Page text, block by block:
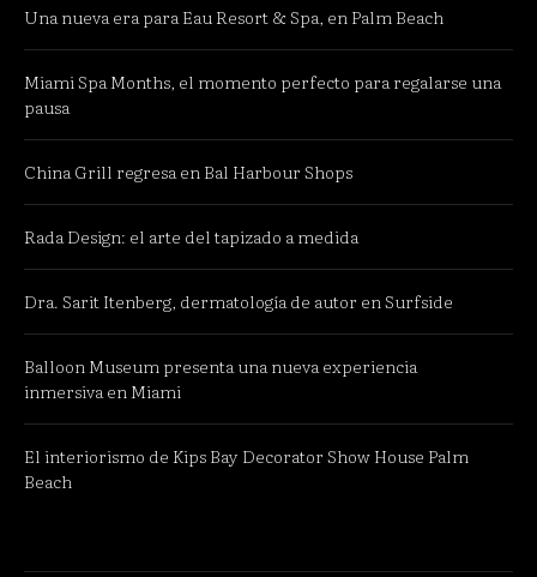
Una nueva era para Eau Resort & Spa, en Palm Beach
Miami Spa Months, el momento perfecto para regalarse una
pausa
China Grill regresa en Bal Harbour Shops
Rada Design: el arte del tapizado a medida
Dra. Sarit Itenberg, dermatología de autor en Surfside
Balloon Museum presenta una nueva experiencia
inmersiva en Miami
El interiorismo de Kips Bay Decorator Show House Palm
Beach